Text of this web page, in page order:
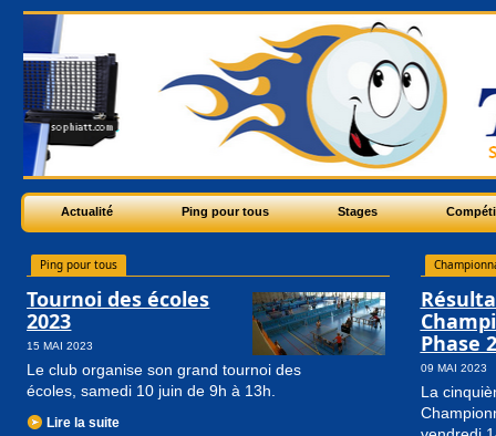
Actualité Ping pour tous Stages
Ping pour tous
Tournoi des écoles
2023
15 MAI 2023
Le club organise son grand tournoi des
écoles, samedi 10 juin de 9h à 13h.
Lire la suite
Phase 2
09 MAI 2023
La